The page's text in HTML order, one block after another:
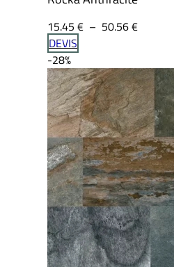
15.45 € – 50.56€Plage
15.45 €
à
50.56 €
DEVIS
-28%